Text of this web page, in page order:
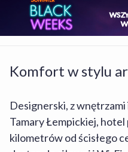
Komfort w stylu
Designerski, z
Tamary Łempickiej, hotel
kilometrów od ścisłego